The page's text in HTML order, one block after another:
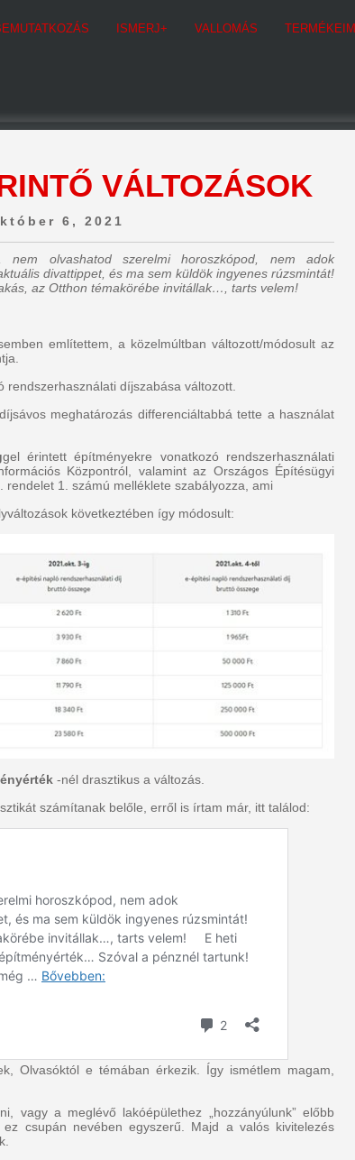
ISMERJ+ VALLOMÁS TERMÉKEIM
VÁLTOZÁSOK
6, 2021
nem olvashatod szerelmi horoszkópod, nem adok
divattippet, és ma sem küldök ingyenes rúzsmintát!
az Otthon témakörébe invitállak…, tarts velem!
említettem, a közelmúltban változott/módosult az
rendszerhasználati díjszabása változott.
meghatározás differenciáltabbá tette a használat
gel érintett építményekre vonatkozó rendszerhasználati
Központról, valamint az Országos Építésügyi
1. számú melléklete szabályozza, ami
következtében így módosult:
-nél drasztikus a változás.
számítanak belőle, erről is írtam már, itt találod:
Olvasóktól e témában érkezik. Így ismétlem magam,
vagy a meglévő lakóépülethez „hozzányúlunk” előbb
csupán nevében egyszerű. Majd a valós kivitelezés